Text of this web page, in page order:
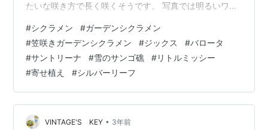
たいな咲き方で長く咲くそうです。 写真では明るいワイ
ています。 シクラメンが濃い色なので、シルバー色系の
リーフを一緒に植えてみました。 ふわふわ触感のフエル
トみたいなバロータと、草だと思ったら、小低木だった
サントリーナ〜雪のサンゴ礁と、多肉植物のリトルミッ
シーなどをシクラメンの周囲に入れてみました。 サント
リーナ〜雪のサンゴ礁はキク科ですが、菊っ…
#シクラメン #ガーデンシクラメン
#笠咲きガーデンシクラメン #ジックス #バロータ
#サントリーナ #雪のサンゴ礁 #リトルミッシー
#寄せ植え #シルバーリーフ
VINTAGE'S KEY • 3年前